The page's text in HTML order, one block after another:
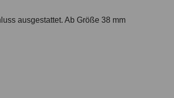
ausgestattet. Ab Größe 38 mm